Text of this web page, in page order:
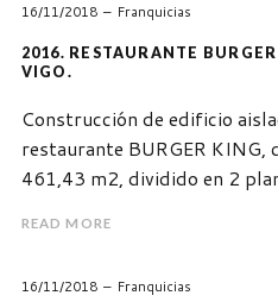
16/11/2018 Franquicias
2016. RESTAURANTE
VIGO.
Construcción de edificio
restaurante BURGER KING,
461,43 m2, dividido en 2
READ MORE
16/11/2018 Franquicias